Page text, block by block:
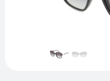
ساحر بساعد على تصفية
بفعالية ممتازة عشان تريّح
ونقية وقت السواقة